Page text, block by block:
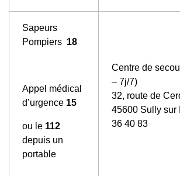
Sapeurs
Pompiers 18
Appel médical
d’urgence 15
ou le 112
depuis un
portable
Centre de
– 7j/7)
32, route de
45600 Sully sur
36 40 83